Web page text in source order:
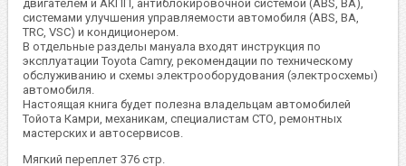
двигателем и АКПП, антиблокировочной системой (ABS, BA),
системами улучшения управляемости автомобиля (ABS, BA,
TRC, VSC) и кондиционером.
В отдельные разделы мануала входят инструкция по
эксплуатации Toyota Camry, рекомендации по техническому
обслуживанию и схемы электрооборудования (электросхемы)
автомобиля.
Настоящая книга будет полезна владельцам автомобилей
Тойота Камри, механикам, специалистам СТО, ремонтных
мастерских и автосервисов.
Мягкий переплет 376 стр.